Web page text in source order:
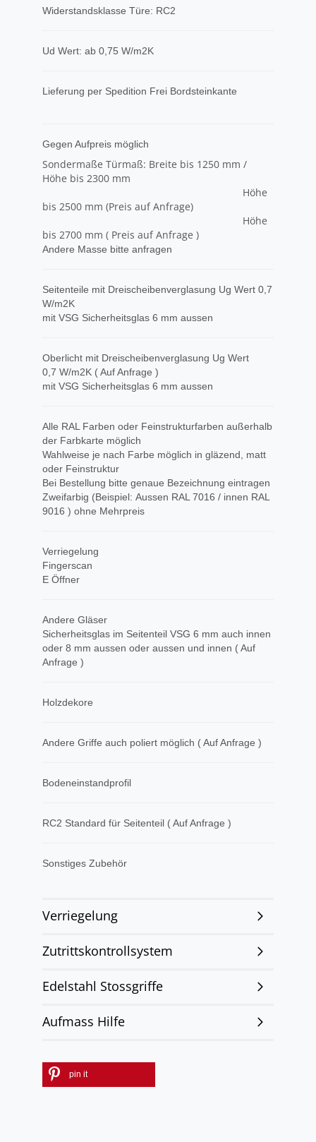
Widerstandsklasse Türe: RC2
Ud Wert: ab 0,75 W/m2K
​Lieferung per Spedition Frei Bordsteinkante
Gegen Aufpreis möglich
Sondermaße Türmaß: Breite bis 1250 mm /
Höhe bis 2300 mm
Höhe
bis 2500 mm (Preis auf Anfrage)
Höhe
bis 2700 mm ( Preis auf Anfrage )
Andere Masse bitte anfragen
Seitenteile mit Dreischeibenverglasung Ug Wert 0,7
W/m2K
mit VSG Sicherheitsglas 6 mm aussen
Oberlicht mit Dreischeibenverglasung Ug Wert
0,7 W/m2K ( Auf Anfrage )
mit VSG Sicherheitsglas 6 mm aussen
Alle RAL Farben oder Feinstrukturfarben außerhalb
der Farbkarte möglich
Wahlweise je nach Farbe möglich in gläzend, matt
oder Feinstruktur
Bei Bestellung bitte genaue Bezeichnung eintragen
Zweifarbig (Beispiel: Aussen RAL 7016 / innen RAL
9016 ) ohne Mehrpreis
Verriegelung
Fingerscan
E Öffner
Andere Gläser
Sicherheitsglas im Seitenteil VSG 6 mm auch innen
oder 8 mm aussen oder aussen und innen ( Auf
Anfrage )
Holzdekore
Andere Griffe auch poliert möglich ( Auf Anfrage )
Bodeneinstandprofil
RC2 Standard für Seitenteil ( Auf Anfrage )
Sonstiges Zubehör
Verriegelung
Zutrittskontrollsystem
Edelstahl Stossgriffe
Aufmass Hilfe
pin it